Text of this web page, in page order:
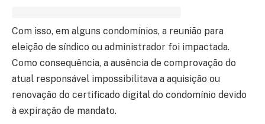
Com isso, em alguns condomínios, a reunião para
eleição de síndico ou administrador foi impactada.
Como consequência, a ausência de comprovação do
atual responsável impossibilitava a aquisição ou
renovação do certificado digital do condomínio devido
à expiração de mandato.